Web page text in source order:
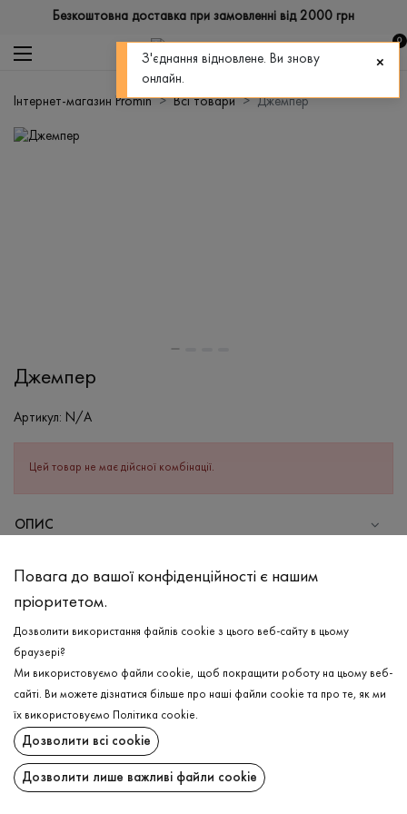
Безкоштовна доставка при замовленні від 2000 грн
0
Інтернет-магазин Promin Всі товари Джемпер
Джемпер
Артикул: N/A
Цей товар не має дійсної комбінації.
ОПИС
Бавовна - 50%, Акрил - 50%
Прання в холодній воді (до 30 ° C)
Відбілювання заборонено
Прасувати при середній температурі
Щадний віджим і сушка
Щадна хімчистка
ДОСТАВКА
ПОВЕРНЕННЯ
Повага до вашої конфіденційності є нашим
пріоритетом.
Дозволити використання файлів cookie з цього веб-сайту в цьому
браузері?
Ми використовуємо файли cookie, щоб покращити роботу на цьому веб-
сайті. Ви можете дізнатися більше про наші файли cookie та про те, як ми
їх використовуємо
Політика cookie.
Дозволити всі cookie
Дозволити лише важливі файли cookie
З'єднання відновлене. Ви знову
онлайн.